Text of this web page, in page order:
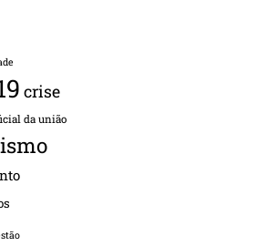
crise
da união